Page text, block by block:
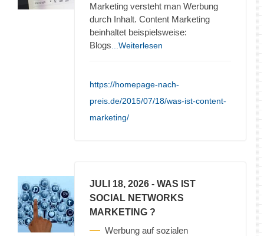
Marketing versteht man Werbung
durch Inhalt. Content Marketing
beinhaltet beispielsweise:
Blogs ...Weiterlesen
https://homepage-nach-
preis.de/2015/07/18/was-ist-content-
marketing/
JULI 18, 2026 - WAS IST
SOCIAL NETWORKS
MARKETING ?
Werbung auf sozialen